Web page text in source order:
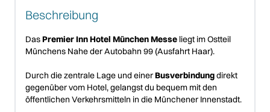
Beschreibung
DasPremier Inn Hotel München Messe liegt im Ostteil
Münchens Nahe der Autobahn 99 (Ausfahrt Haar).
Durch die zentrale Lage und einerBusverbindungdirekt
gegenüber vom Hotel, gelangst du bequem mit den
öffentlichen Verkehrsmitteln in die Münchener Innenstadt.